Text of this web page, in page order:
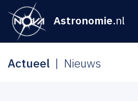
Astronomie.nl
Actueel Nieuws